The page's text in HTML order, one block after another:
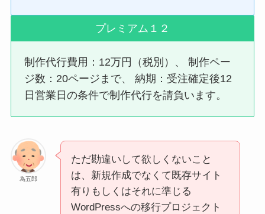
プレミアム１２
制作代行費用：12万円（税別）、 制作ペー
ジ数：20ページまで、 納期：受注確定後12
日営業日の条件で制作代行を請負います。
為五郎
ただ勘違いして欲しくないこと
は、新規作成でなくて既存サイト
有りもしくはそれに準じる
WordPressへの移行プロジェクト